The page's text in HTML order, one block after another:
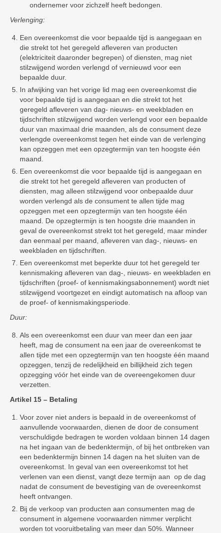
ondernemer voor zichzelf heeft bedongen.
Verlenging:
Een overeenkomst die voor bepaalde tijd is aangegaan en
die strekt tot het geregeld afleveren van producten
(elektriciteit daaronder begrepen) of diensten, mag niet
stilzwijgend worden verlengd of vernieuwd voor een
bepaalde duur.
In afwijking van het vorige lid mag een overeenkomst die
voor bepaalde tijd is aangegaan en die strekt tot het
geregeld afleveren van dag- nieuws- en weekbladen en
tijdschriften stilzwijgend worden verlengd voor een bepaalde
duur van maximaal drie maanden, als de consument deze
verlengde overeenkomst tegen het einde van de verlenging
kan opzeggen met een opzegtermijn van ten hoogste één
maand.
Een overeenkomst die voor bepaalde tijd is aangegaan en
die strekt tot het geregeld afleveren van producten of
diensten, mag alleen stilzwijgend voor onbepaalde duur
worden verlengd als de consument te allen tijde mag
opzeggen met een opzegtermijn van ten hoogste één
maand. De opzegtermijn is ten hoogste drie maanden in
geval de overeenkomst strekt tot het geregeld, maar minder
dan eenmaal per maand, afleveren van dag-, nieuws- en
weekbladen en tijdschriften.
Een overeenkomst met beperkte duur tot het geregeld ter
kennismaking afleveren van dag-, nieuws- en weekbladen en
tijdschriften (proef- of kennismakingsabonnement) wordt niet
stilzwijgend voortgezet en eindigt automatisch na afloop van
de proef- of kennismakingsperiode.
Duur:
Als een overeenkomst een duur van meer dan een jaar
heeft, mag de consument na een jaar de overeenkomst te
allen tijde met een opzegtermijn van ten hoogste één maand
opzeggen, tenzij de redelijkheid en billijkheid zich tegen
opzegging vóór het einde van de overeengekomen duur
verzetten.
Artikel 15 – Betaling
Voor zover niet anders is bepaald in de overeenkomst of
aanvullende voorwaarden, dienen de door de consument
verschuldigde bedragen te worden voldaan binnen 14 dagen
na het ingaan van de bedenktermijn, of bij het ontbreken van
een bedenktermijn binnen 14 dagen na het sluiten van de
overeenkomst. In geval van een overeenkomst tot het
verlenen van een dienst, vangt deze termijn aan op de dag
nadat de consument de bevestiging van de overeenkomst
heeft ontvangen.
Bij de verkoop van producten aan consumenten mag de
consument in algemene voorwaarden nimmer verplicht
worden tot vooruitbetaling van meer dan 50%. Wanneer